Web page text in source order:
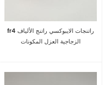
fr4 راتنجات الايبوكسي راتنج الألياف
الزجاجية العزل المكونات